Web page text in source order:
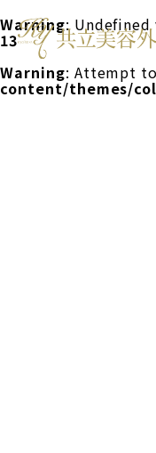
Warning:
13
Warning: Attempt
content/themes/